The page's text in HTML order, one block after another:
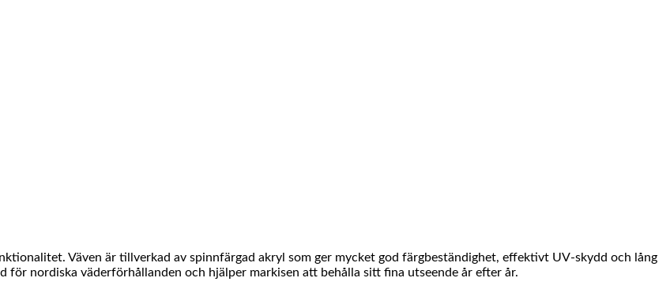
Väven är tillverkad av spinnfärgad akryl som ger mycket god färgbeständighet, effektivt UV-skydd och lång
för nordiska väderförhållanden och hjälper markisen att behålla sitt fina utseende år efter år.